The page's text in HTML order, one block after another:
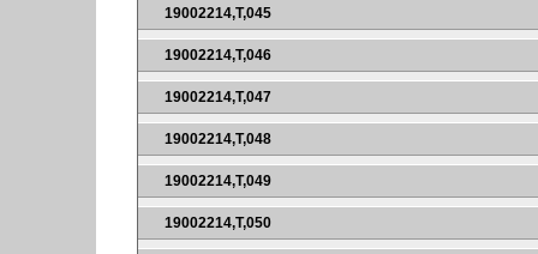
19002214,T,045
19002214,T,046
19002214,T,047
19002214,T,048
19002214,T,049
19002214,T,050